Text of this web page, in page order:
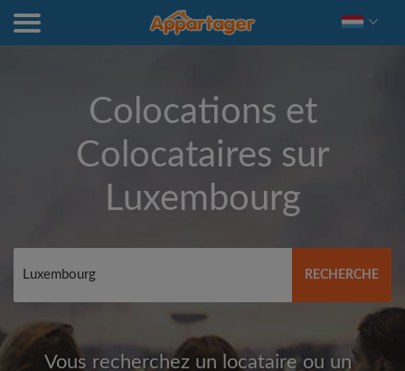
Colocations et
Colocataires sur
Luxembourg
RECHERCHE
Vous recherchez un locataire ou un